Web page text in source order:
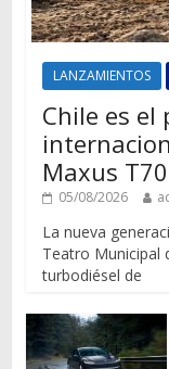
LANZAMIENTOS
Chile es el
Maxus T70
05/08/2026
La nueva
Teatro Municipal
turbodiésel de